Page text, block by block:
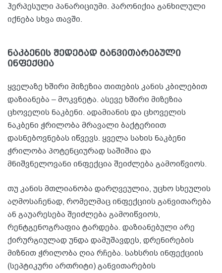
ჰერპესული პანარიციუმი. პარონიქია განხილული
იქნება სხვა თავში.
ნაკბენის შედეგად განვითარებული
ინფექცია
ყველაზე ხშირი მიზეზია თითების კანის კბილებით
დაზიანება – მოკვნეტა. ასევე ხშირი მიზეზია
ცხოველის ნაკბენი. ადამიანის და ცხოველის
ნაკბენი ჭრილობა მრავალი ბაქტერიით
დასნებოვნებას იწვევს. ყველა სახის ნაკბენი
ჭრილობა პოტენციურად საშიშია და
მნიშვნელოვანი ინფექცია შეიძლება გამოიწვიოს.
თუ კანის მთლიანობა დარღვეულია, უცხო სხეულის
აღმოსაჩენად, რომელმაც ინფექციის განვითარება
ან გაუარესება შეიძლება გამოიწვიოს,
რენტგენოგრაფია ტარდება. დაზიანებული არე
ქირურგიულად უნდა დამუშავდეს, დრენირების
მიზნით ჭრილობა ღია რჩება. სახსრის ინფექციის
(სეპტიკური ართრიტი) განვითარების